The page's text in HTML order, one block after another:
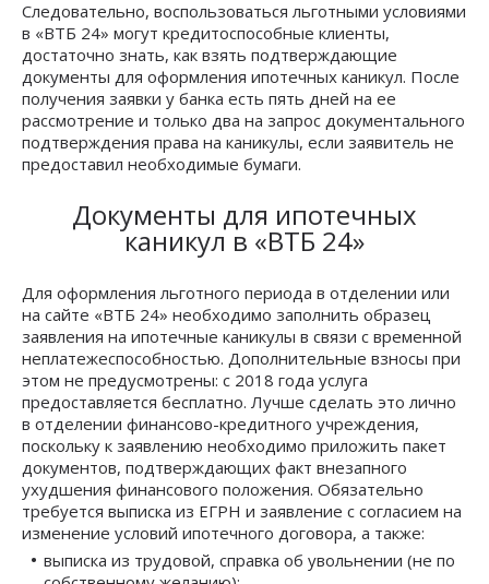
Следовательно, воспользоваться льготными условиями
в «ВТБ 24» могут кредитоспособные клиенты,
достаточно знать, как взять подтверждающие
документы для оформления ипотечных каникул. После
получения заявки у банка есть пять дней на ее
рассмотрение и только два на запрос документального
подтверждения права на каникулы, если заявитель не
предоставил необходимые бумаги.
Документы для ипотечных
каникул в «ВТБ 24»
Для оформления льготного периода в отделении или
на сайте «ВТБ 24» необходимо заполнить образец
заявления на ипотечные каникулы в связи с временной
неплатежеспособностью. Дополнительные взносы при
этом не предусмотрены: с 2018 года услуга
предоставляется бесплатно. Лучше сделать это лично
в отделении финансово-кредитного учреждения,
поскольку к заявлению необходимо приложить пакет
документов, подтверждающих факт внезапного
ухудшения финансового положения. Обязательно
требуется выписка из ЕГРН и заявление с согласием на
изменение условий ипотечного договора, а также:
выписка из трудовой, справка об увольнении (не по